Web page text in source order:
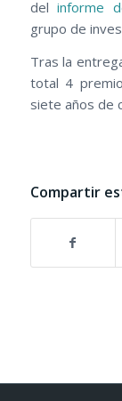
delinforme
grupo de
Tras la
total 4
siete años de
Compartir